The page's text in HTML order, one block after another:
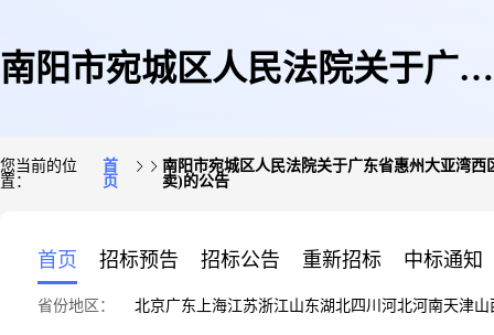
南阳市宛城区人民法院关于广东
您当前的位
置：
首
页
南阳市宛城区人民法院关于广东省惠州大亚湾西
卖)的公告
首页 招标预告 招标公告 重新招标 中标通知
省份地区： 北京广东 上海江苏浙江山东湖北四川 河北河南天津山